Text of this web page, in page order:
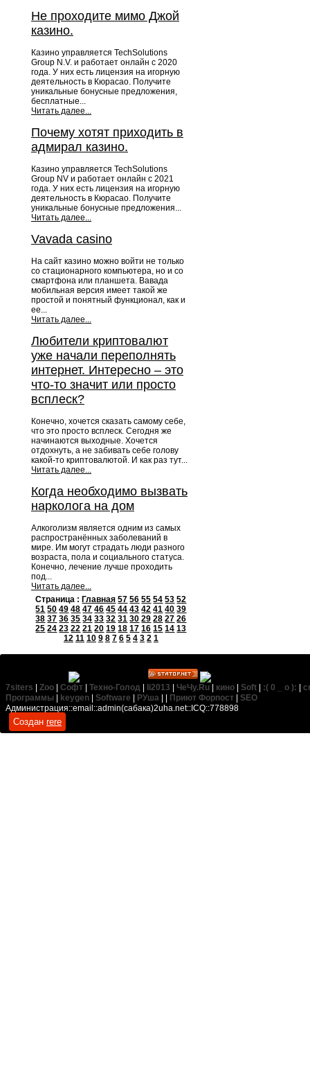
Не проходите мимо Джой
казино.
Казино управляется TechSolutions
Group N.V. и работает онлайн с 2020
года. У них есть лицензия на игорную
деятельность в Кюрасао. Получите
уникальные бонусные предложения,
бесплатные...
Читать далее...
Почему хотят приходить в
адмирал казино.
Казино управляется TechSolutions
Group NV и работает онлайн с 2021
года. У них есть лицензия на игорную
деятельность в Кюрасао. Получите
уникальные бонусные предложения...
Читать далее...
Vavada casino
На сайт казино можно войти не только
со стационарного компьютера, но и со
смартфона или планшета. Вавада
мобильная версия имеет такой же
простой и понятный функционал, как и
ее...
Читать далее...
Любители криптовалют
уже начали переполнять
интернет. Интересно – это
что-то значит или просто
всплеск?
Конечно, хочется сказать самому себе,
что это просто всплеск. Сегодня же
начинаются выходные. Хочется
отдохнуть, а не забивать себе голову
какой-то криптовалютой. И как раз тут...
Читать далее...
Когда необходимо вызвать
нарколога на дом
Алкоголизм является одним из самых
распространённых заболеваний в
мире. Им могут страдать люди разного
возраста, пола и социального статуса.
Конечно, лечение лучше проходить
под...
Читать далее...
Страница : Главная 57 56 55 54 53 52
51 50 49 48 47 46 45 44 43 42 41 40 39
38 37 36 35 34 33 32 31 30 29 28 27 26
25 24 23 22 21 20 19 18 17 16 15 14 13
12 11 10 9 8 7 6 5 4 3 2 1
7siters Zoo Софт Техно-Голод li2013 ЧеЧу.Ru кино Soft :( 0 _ о ):
Программы
keygen Software РУша Приют Форпост
SEO
Администрация::email::admin(сабака)2uha.net::ICQ::778898
Создан rere